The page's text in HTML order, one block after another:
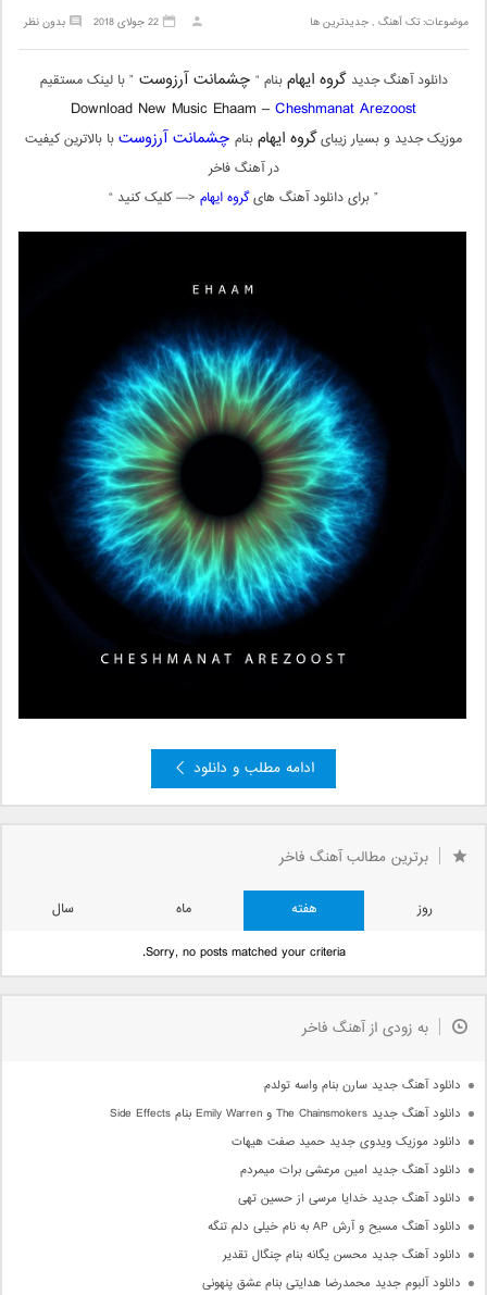
موضوعات:تک آهنگ ,جدیدترین ها بدون نظر 22 جولای 2018
دانلود آهنگ جدید گروه ایهامبنام “ چشمانت آرزوست” با لینک مستقیم
Download New Music Ehaam –Cheshmanat Arezoost
موزیک جدید و بسیار زیبایگروه ایهامبنام چشمانت آرزوستبا بالاترین کیفیت
در آهنگ فاخر
” برای دانلود آهنگ هایگروه ایهام <— کلیک کنید “
ادامه مطلب و دانلود
برترین مطالب آهنگ فاخر
روز هفته ماه
سال
Sorry, no posts matched your criteria.
به زودی از آهنگ فاخر
دانلود آهنگ جدید سارن بنام واسه تولدم
دانلود آهنگ جدید The Chainsmokers و Emily Warren بنام Side Effects
دانلود موزیک ویدوی جدید حمید صفت هیهات
دانلود آهنگ جدید امین مرعشی برات میمردم
دانلود آهنگ جدید خدایا مرسی از حسین تهی
دانلود آهنگ مسیح و آرش AP به نام خیلی دلم تنگه
دانلود آهنگ جدید محسن یگانه بنام چنگال تقدیر
دانلود آلبوم جدید محمدرضا هدایتی بنام عشق پنهونی